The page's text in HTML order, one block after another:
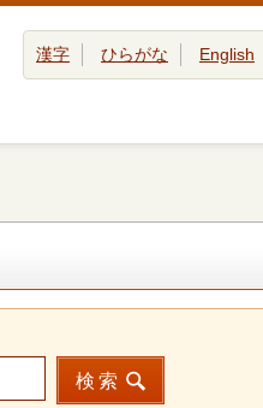
漢字 ひらがな English
検索